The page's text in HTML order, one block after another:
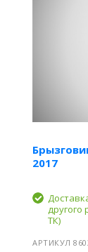
2017
другого
ТК)
АРТИКУЛ